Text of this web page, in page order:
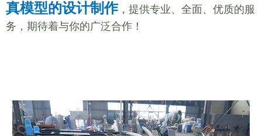
真模型的设计制作，提供专业、全面、优质的服
务，期待着与你的广泛合作！